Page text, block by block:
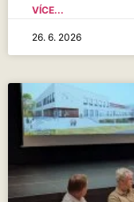
VÍCE...
26. 6. 2026